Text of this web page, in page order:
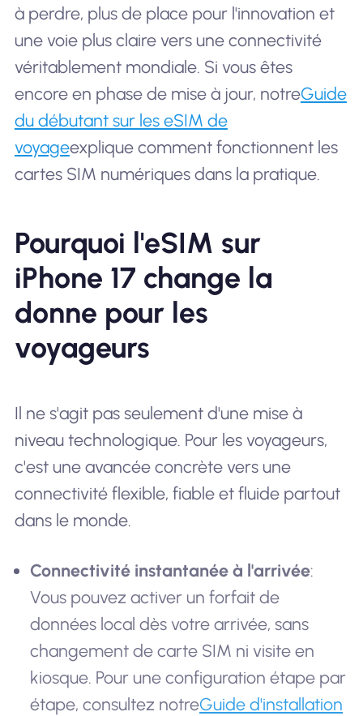
à perdre, plus de place pour l'innovation et
une voie plus claire vers une connectivité
véritablement mondiale. Si vous êtes
encore en phase de mise à jour, notreGuide
du débutant sur les eSIM de
voyageexplique comment fonctionnent les
cartes SIM numériques dans la pratique.
Pourquoi l'eSIM sur
iPhone 17 change la
donne pour les
voyageurs
Il ne s'agit pas seulement d'une mise à
niveau technologique. Pour les voyageurs,
c'est une avancée concrète vers une
connectivité flexible, fiable et fluide partout
dans le monde.
Connectivité instantanée à l'arrivée:
Vous pouvez activer un forfait de
données local dès votre arrivée, sans
changement de carte SIM ni visite en
kiosque. Pour une configuration étape par
étape, consultez notreGuide d'installation